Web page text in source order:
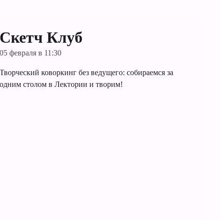
Скетч Клуб
05 февраля в 11:30
Творческий коворкинг без ведущего: собираемся за
одним столом в Лектории и творим!